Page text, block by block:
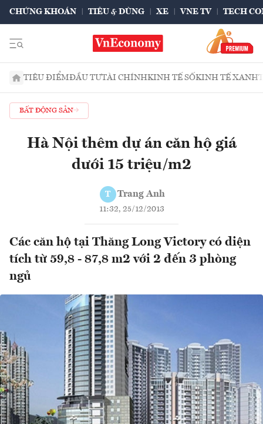
CHỨNG KHOÁN TIÊU & DÙNG XE VNE TV TECH
TIÊU ĐIỂMĐẦU TƯTÀI CHÍNHKINH TẾ SỐKINH TẾ XANH
BẤT ĐỘNG SẢN
Hà Nội thêm dự án căn hộ giá
dưới 15 triệu/m2
T Trang Anh
11:32, 25/12/2013
Các căn hộ tại Thăng Long Victory có diện
tích từ 59,8 - 87,8 m2 với 2 đến 3 phòng
ngủ